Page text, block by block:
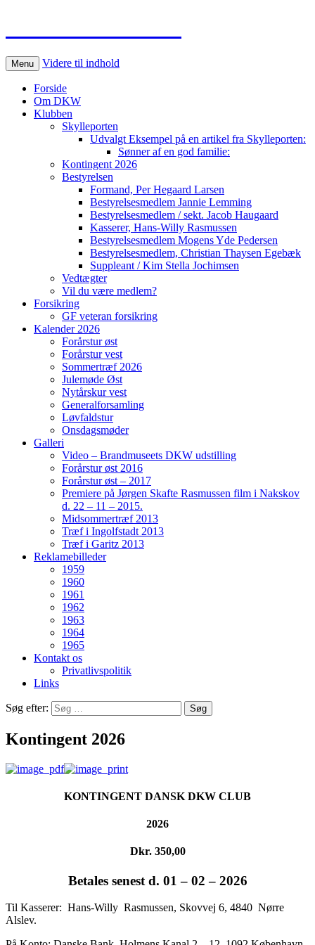
Menu Videre til indhold
Forside
Om DKW
Klubben
Skylleporten
Udvalgt Eksempel på en artikel fra Skylleporten:
Sønner af en god familie:
Kontingent 2026
Bestyrelsen
Formand, Per Hegaard Larsen
Bestyrelsesmedlem Jannie Lemming
Bestyrelsesmedlem / sekt. Jacob Haugaard
Kasserer, Hans-Willy Rasmussen
Bestyrelsesmedlem Mogens Yde Pedersen
Bestyrelsesmedlem, Christian Thaysen Egebæk
Suppleant / Kim Stella Jochimsen
Vedtægter
Vil du være medlem?
Forsikring
GF veteran forsikring
Kalender 2026
Forårstur øst
Forårstur vest
Sommertræf 2026
Julemøde Øst
Nytårskur vest
Generalforsamling
Løvfaldstur
Onsdagsmøder
Galleri
Video – Brandmuseets DKW udstilling
Forårstur øst 2016
Forårstur øst – 2017
Premiere på Jørgen Skafte Rasmussen film i Nakskov
d. 22 – 11 – 2015.
Midsommertræf 2013
Træf i Ingolfstadt 2013
Træf i Garitz 2013
Reklamebilleder
1959
1960
1961
1962
1963
1964
1965
Kontakt os
Privatlivspolitik
Links
Søg efter:
Kontingent 2026
KONTINGENT DANSK DKW CLUB
2026
Dkr. 350,00
Betales senest d. 01 – 02 – 2026
Til Kasserer: Hans-Willy Rasmussen, Skovvej 6, 4840 Nørre
Alslev.